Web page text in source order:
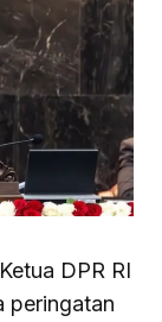
DPR RI
peringatan